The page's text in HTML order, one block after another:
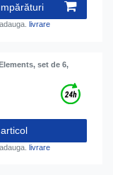
livrare
set de 6,
livrare